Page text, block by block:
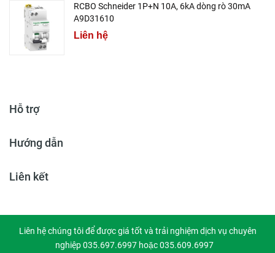
RCBO Schneider 1P+N 10A, 6kA dòng rò 30mA
A9D31610
Liên hệ
Hỗ trợ
Hướng dẫn
Liên kết
Liên hệ chúng tôi để được giá tốt và trải nghiệm dịch vụ chuyên
nghiệp 035.697.6997 hoặc 035.609.6997